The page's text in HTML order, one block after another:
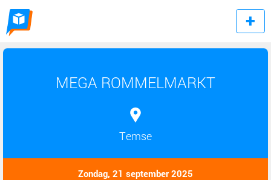
MEGA ROMMELMARKT
Temse
Zondag, 21 september 2025